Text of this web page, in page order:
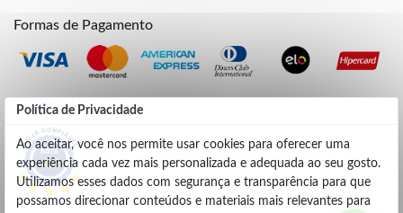
Política de Privacidade
Ao aceitar, você nos permite usar cookies para oferecer uma
experiência cada vez mais personalizada e adequada ao seu gosto.
Utilizamos esses dados com segurança e transparência para que
possamos direcionar conteúdos e materiais mais relevantes para
Formas de Pagamento
Credibilidade
4.9